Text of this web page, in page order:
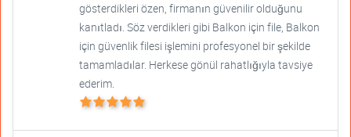
gösterdikleri özen, firmanın güvenilir olduğunu
kanıtladı. Söz verdikleri gibi Balkon için file, Balkon
için güvenlik filesi işlemini profesyonel bir şekilde
tamamladılar. Herkese gönül rahatlığıyla tavsiye
ederim.